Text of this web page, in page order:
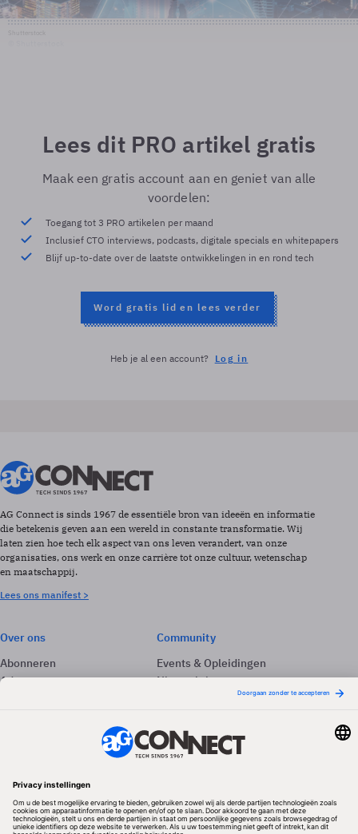
Lees dit PRO artikel gratis
Maak een gratis account aan en geniet van alle
voordelen:
Toegang tot 3 PRO artikelen per maand
Inclusief CTO interviews, podcasts, digitale specials en whitepapers
Blijf up-to-date over de laatste ontwikkelingen in en rond tech
Word gratis lid en lees verder
Heb je al een account? Log in
AG Connect is sinds 1967 de essentiële bron van ideeën en informatie
die betekenis geven aan een wereld in constante transformatie. Wij
laten zien hoe tech elk aspect van ons leven verandert, van onze
organisaties, ons werk en onze carrière tot onze cultuur, wetenschap
en maatschappij.
Lees ons manifest >
Over ons
Abonneren
Adverteren
Community
Events & Opleidingen
Nieuwsbrieven
Volg ons